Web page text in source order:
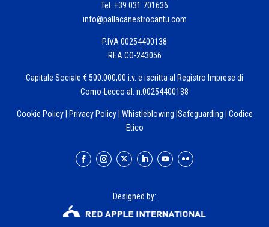
Tel. +39 031 701636
info@pallacanestrocantu.com
P.IVA 00254400138
REA CO-243056
Capitale Sociale €.500.000,00 i.v. e iscritta al Registro Imprese di
Como-Lecco al. n.00254400138
Cookie Policy| Privacy Policy| Whistleblowing Safeguarding
Codice
Etico
Designed by: